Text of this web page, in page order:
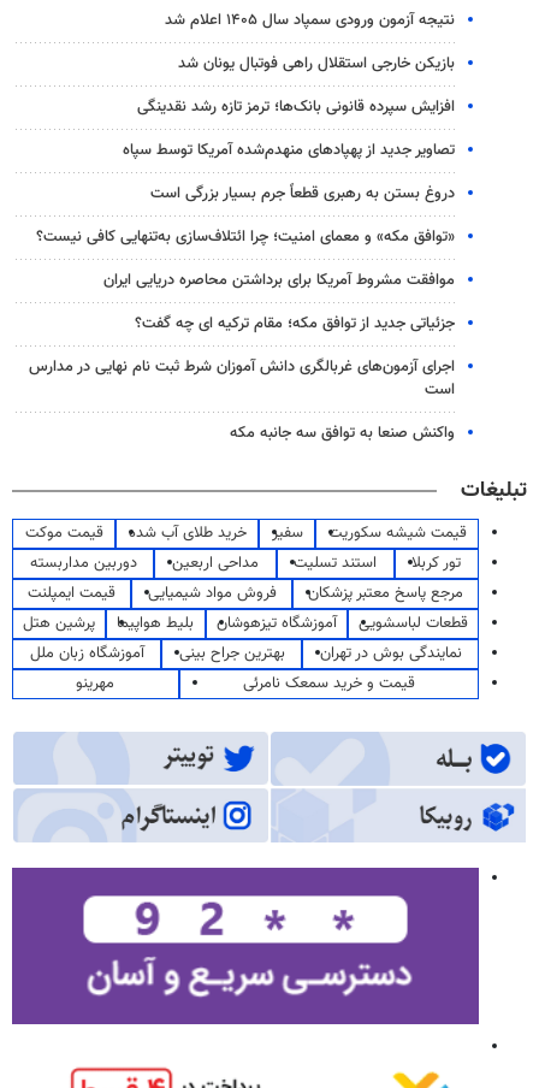
نتیجه آزمون ورودی سمپاد سال ۱۴۰۵ اعلام شد
بازیکن خارجی استقلال راهی فوتبال یونان شد
افزایش سپرده قانونی بانک‌ها؛ ترمز تازه رشد نقدینگی
تصاویر جدید از پهپادهای منهدم‌شده آمریکا توسط سپاه
دروغ بستن به رهبری قطعاً جرم بسیار بزرگی است
«توافق مکه» و معمای امنیت؛ چرا ائتلاف‌سازی به‌تنهایی کافی نیست؟
موافقت مشروط آمریکا برای برداشتن محاصره دریایی ایران
جزئیاتی جدید از توافق مکه؛ مقام ترکیه ای چه گفت؟
اجرای آزمون‌های غربالگری دانش آموزان شرط ثبت نام نهایی در مدارس
است
واکنش صنعا به توافق سه جانبه مکه
تبلیغات
قیمت شیشه سکوریت سفیر خرید طلای آب شده
قیمت موکت
تور کربلا
استند تسلیت مداحی اربعین
دوربین مداربسته
مرجع پاسخ معتبر پزشکان
فروش مواد شیمیایی
قیمت ایمپلنت
قطعات لباسشویی
آموزشگاه تیزهوشان بلیط هواپیما
پرشین هتل
نمایندگی بوش در تهران
بهترین جراح بینی
آموزشگاه زبان ملل
قیمت و خرید سمعک نامرئی
مهرینو